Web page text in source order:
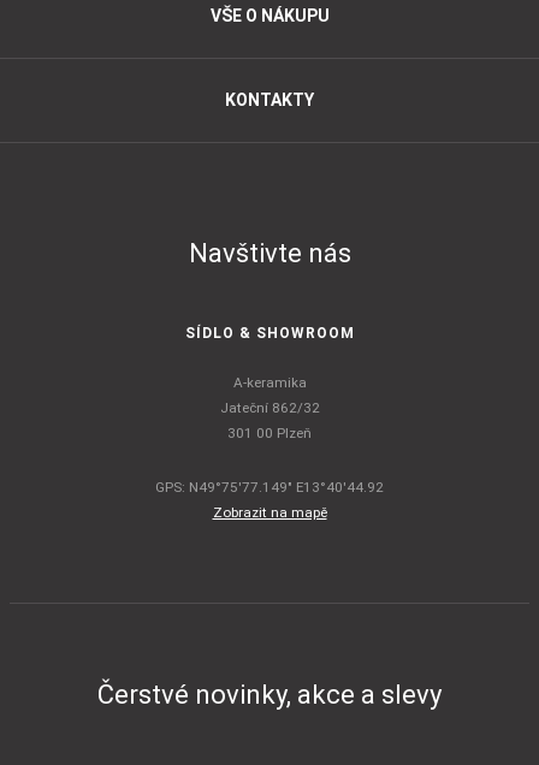
VŠE O NÁKUPU
KONTAKTY
Navštivte nás
SÍDLO & SHOWROOM
A-keramika
Jateční 862/32
301 00 Plzeň
GPS: N49°75'77.149" E13°40'44.92
Zobrazit na mapě
Čerstvé novinky, akce a slevy